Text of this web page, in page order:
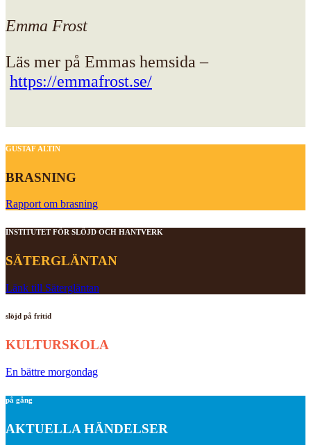
Emma Frost
Läs mer på Emmas hemsida –
https://emmafrost.se/
GUSTAF ALTIN
BRASNING
Rapport om brasning
INSTITUTET FÖR SLÖJD OCH HANTVERK
SÄTERGLÄNTAN
Länk till Sätergläntan
slöjd på fritid
KULTURSKOLA
En bättre morgondag
på gång
AKTUELLA HÄNDELSER